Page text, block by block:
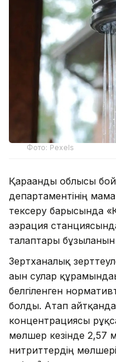
Фото: Pexels
Қарағанды облысы
департаментінің
тексеру барысында
аэрация
талаптары
Зертханалық
ағын сулар
белгіленген
болды. Атап
концентрациясы
мөлшер кезінде 2,57
нитриттердің